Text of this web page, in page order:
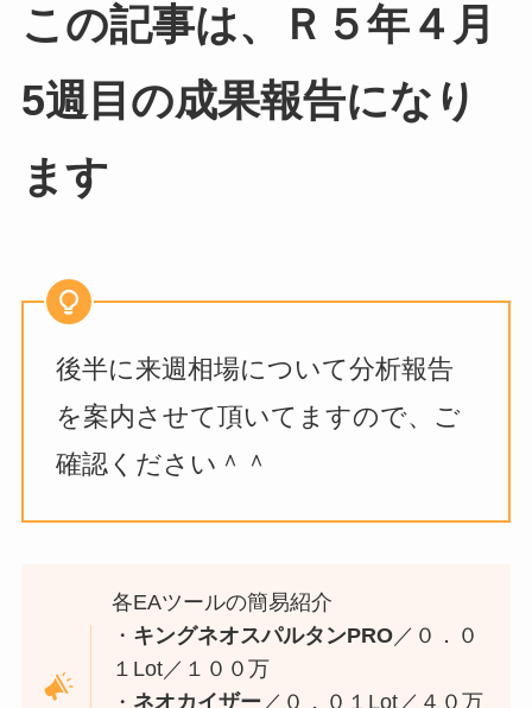
この記事は、Ｒ５年４月
5週目の成果報告になり
ます
後半に来週相場について分析報告
を案内させて頂いてますので、ご
確認ください＾＾
各EAツールの簡易紹介
・ キングネオスパルタンPRO／０．０
１Lot／１００万
・ ネオカイザー ／０．０１Lot／４０万